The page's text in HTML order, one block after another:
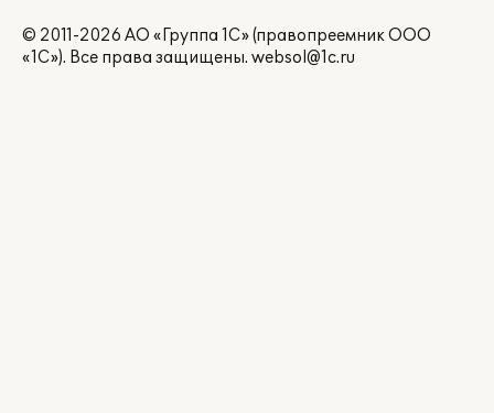
© 2011-2026 АО «Группа 1С» (правопреемник ООО
«1С»). Все права защищены. websol@1c.ru